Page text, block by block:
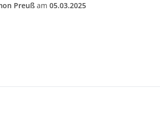
Preuß am 05.03.2025